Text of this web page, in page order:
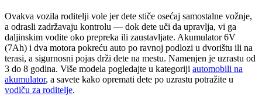
Ovakva vozila roditelji vole jer dete stiče osećaj samostalne vožnje,
a odrasli zadržavaju kontrolu — dok dete uči da upravlja, vi ga
daljinskim vodite oko prepreka ili zaustavljate. Akumulator 6V
(7Ah) i dva motora pokreću auto po ravnoj podlozi u dvorištu ili na
terasi, a sigurnosni pojas drži dete na mestu. Namenjen je uzrastu od
3 do 8 godina. Više modela pogledajte u kategoriji automobili na
akumulator, a savete kako opremati dete po uzrastu potražite u
vodiču za roditelje.